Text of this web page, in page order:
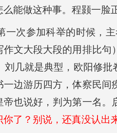
能做这种事。程颢一脸
一次参加科举的时候，
文大段大段的用排比
几就是典型，欧阳修
边游历四方，体察民
也说好，判为第一名
了？别说，还真没认出